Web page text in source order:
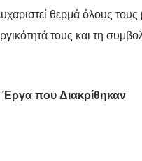
θερμά όλους τους
τους και τη
που Διακρίθηκαν